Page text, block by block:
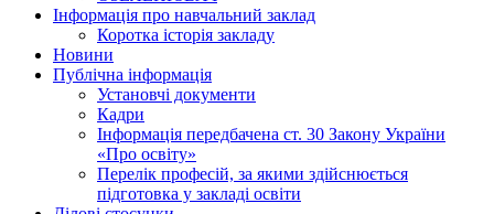
Інформація про навчальний заклад
Коротка історія закладу
Новини
Публічна інформація
Установчі документи
Кадри
Інформація передбачена ст. 30 Закону України
«Про освіту»
Перелік професій, за якими здійснюється
підготовка у закладі освіти